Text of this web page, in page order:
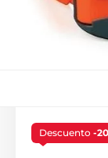
Descuento -